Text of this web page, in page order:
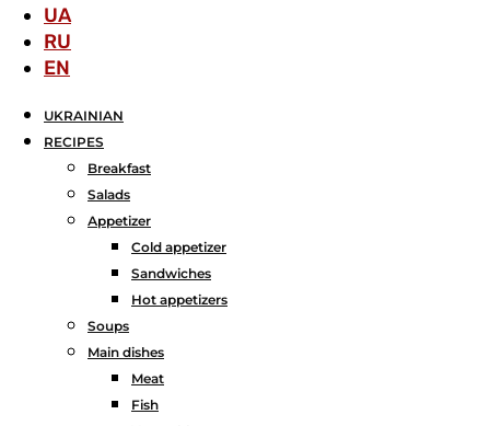
UA
RU
EN
UKRAINIAN
RECIPES
Breakfast
Salads
Аppetizer
Cold appetizer
Sandwiches
Hot appetizers
Soups
Main dishes
Meat
Fish